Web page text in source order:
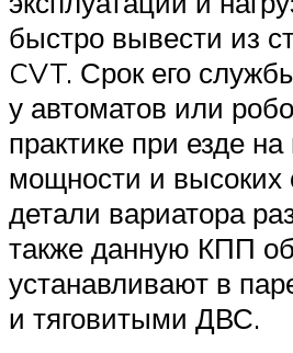
быстро вывести из
CVT. Срок его
у автоматов или
практике при езде
мощности и высоких
детали вариатора
также данную КПП
устанавливают в
и тяговитыми ДВС.